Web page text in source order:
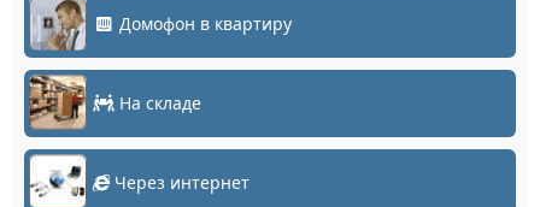
Домофон в квартиру
На складе
Через интернет